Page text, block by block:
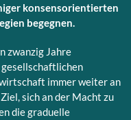
konsensorientierten
begegnen.
zwanzig Jahre
immer weiter an
sich an der Macht zu
die graduelle